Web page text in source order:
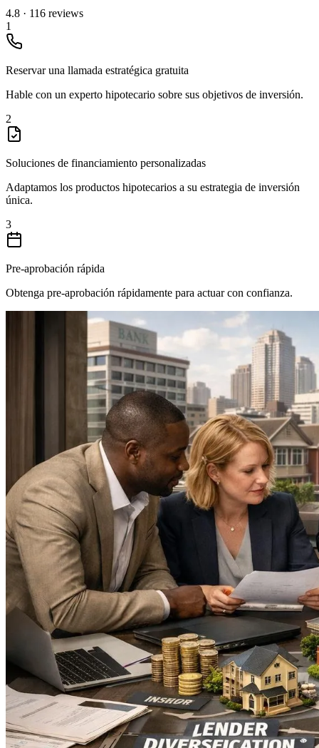
4.8 · 116 reviews
1
Reservar una llamada estratégica gratuita
Hable con un experto hipotecario sobre sus objetivos de inversión.
2
Soluciones de financiamiento personalizadas
Adaptamos los productos hipotecarios a su estrategia de inversión
única.
3
Pre-aprobación rápida
Obtenga pre-aprobación rápidamente para actuar con confianza.